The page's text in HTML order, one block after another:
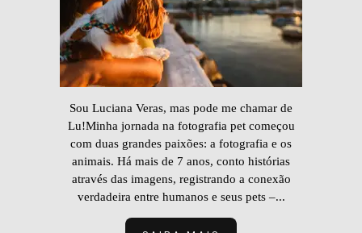
Sou Luciana Veras, mas pode me chamar de
Lu!Minha jornada na fotografia pet começou
com duas grandes paixões: a fotografia e os
animais. Há mais de 7 anos, conto histórias
através das imagens, registrando a conexão
verdadeira entre humanos e seus pets –...